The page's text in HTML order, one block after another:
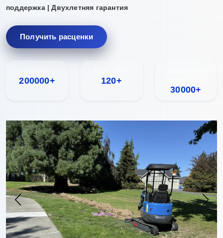
поддержка | Двухлетняя гарантия
Получить расценки
200000+ 120+
30000+